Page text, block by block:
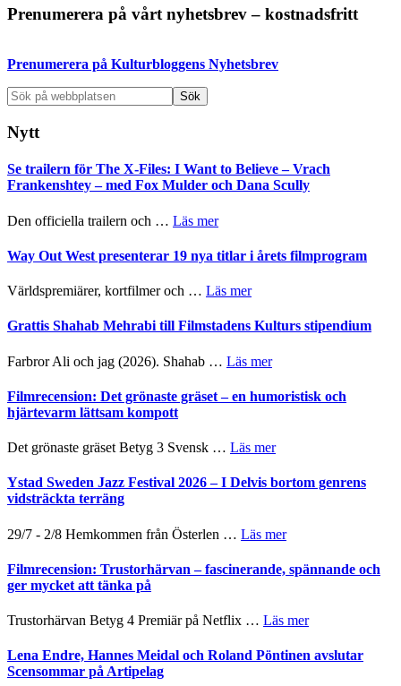
Primärt
Prenumerera på vårt nyhetsbrev – kostnadsfritt
Prenumerera på Kulturbloggens Nyhetsbrev
Sök
på
webbplatsen
Nytt
Se trailern för The X-Files: I Want to Believe – Vrach
Frankenshtey – med Fox Mulder och Dana Scully
Den officiella trailern och … Läs merom
trailern
The
X-
I
to
–
Fox
Mulder
Dana
Scully
Way Out West presenterar 19 nya titlar i årets filmprogram
Världspremiärer, kortfilmer och … Läs merom
Out
19
titlar
filmprogram
Grattis Shahab Mehrabi till Filmstadens Kulturs stipendium
Farbror Ali och jag (2026). Shahab … Läs merom
Shahab
Kulturs
Filmrecension: Det grönaste gräset – en humoristisk och
hjärtevarm lättsam kompott
Det grönaste gräset Betyg 3 Svensk … Läs merom
Det
grönaste
en
och
kompott
Ystad Sweden Jazz Festival 2026 – I Delvis bortom genrens
vidsträckta terräng
29/7 - 2/8 Hemkommen från Österlen … Läs merom
Sweden
Jazz
–
I
Delvis
Filmrecension: Trustorhärvan – fascinerande, spännande och
ger mycket att tänka på
Trustorhärvan Betyg 4 Premiär på Netflix … Läs merom
Trustorhärvan
Lena Endre, Hannes Meidal och Roland Pöntinen avslutar
Scensommar på Artipelag